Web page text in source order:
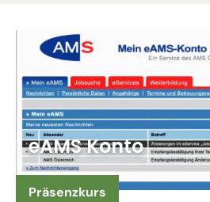
Präsenzkurs
eAMS Konto